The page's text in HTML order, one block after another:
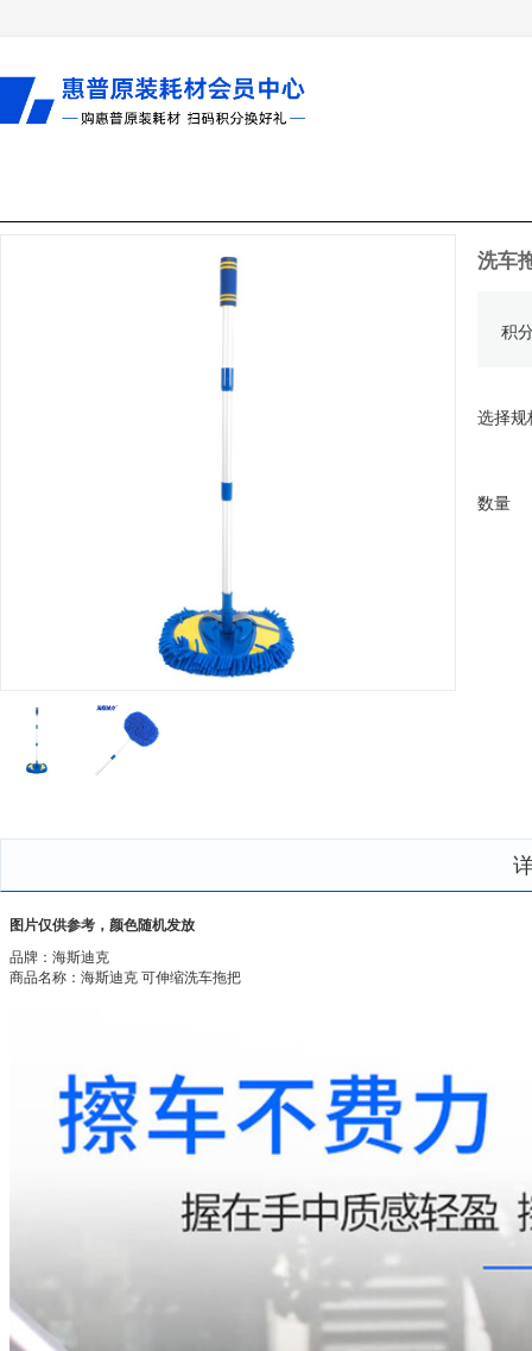
洗车
积
选择规
数量
图片仅供参考，颜色随机发放
品牌：海斯迪克
商品名称：海斯迪克 可伸缩洗车拖把